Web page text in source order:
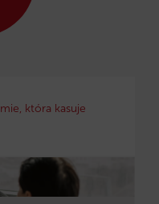
która kasuje